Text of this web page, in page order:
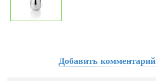
Добавить комментарий